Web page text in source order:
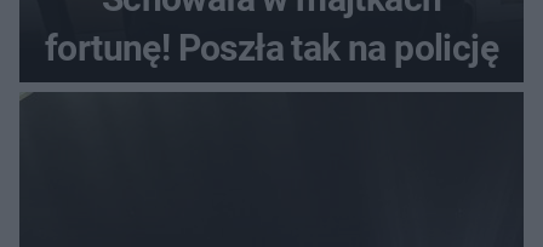
fortunę! Poszła tak na policję